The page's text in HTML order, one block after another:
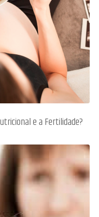
e a Fertilidade?